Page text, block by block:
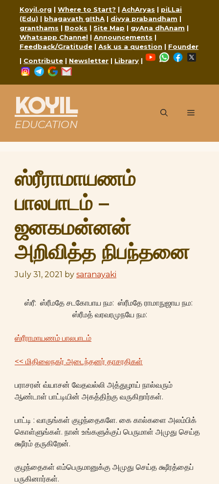
content
Koyil.org | Where to Start? | AchAryas | piLLai
(Edu) | bhagavath gIthA | divya prabandham |
granthams | Books | Site Map | gyAna dhAnam |
Whatsapp Channel | Announcements |
Feedback/Gratitude | Ask us a question | Founder
| Contribute | Newsletter | Library |
YouTubeWhatsApp
Facebook
Instagram
Telegram
Google
KOYIL
EDUCATION
Menu
ஸ்ரீராமாயணம்
பாலபாடம் –
ஜனகமன்னன்
அறிவித்த நிபந்தனை
July 31, 2021 by saranayaki
ஸ்ரீ: ஸ்ரீமதே சடகோபாய நம: ஸ்ரீமதே ராமாநுஜாய நம:
ஸ்ரீமத் வரவரமுநயே நம:
ஸ்ரீராமாயணம் பாலபாடம்
<< மிதிலைநகர் அடைந்தனர் தாசரதிகள்
பராசரன் வ்யாசன் வேதவல்லி அத்துழாய் நால்வரும்
ஆண்டாள் பாட்டியின் அகத்திற்கு வருகிறார்கள்.
பாட்டி : வாருங்கள் குழந்தைகளே. கை கால்களை அலம்பிக்
கொள்ளுங்கள். நான் உங்களுக்குப் பெருமாள் அமுது செய்த
க்ஷீரம் தருகிறேன்.
குழந்தைகள் எம்பெருமானுக்கு அமுது செய்த க்ஷீரத்தைப்
பருகினார்கள்.